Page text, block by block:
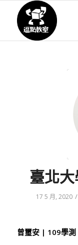
臺北
17 5 月, 2020 /
曾璽安 | 109學測